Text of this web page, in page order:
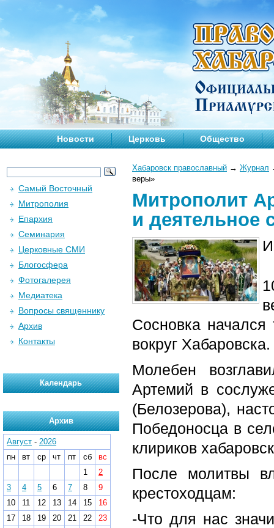
Новости Церковь Общество
Хабаровск православный → Журнал
веры»
Митрополит
и деятельное
Сосновка
вокруг Хабаровска.
Молебен
Артемий в
(Белозерова),
Победоносца в
клириков
После молитвы
крестоходцам:
-Что для нас
Самый Восточный
Митрополия
Епархия
Семинария
Церковные СМИ
Блогосфера
Фотогалерея
Медиатека
Вопросы священнику
Архив
Контакты
Календарь
Архив
Август - 2026
пн
вт ср чт пт сб
вс
1
2
3
4 5 6 7 8
9
10
11 12 13 14 15
16
17
18 19 20 21 22
23